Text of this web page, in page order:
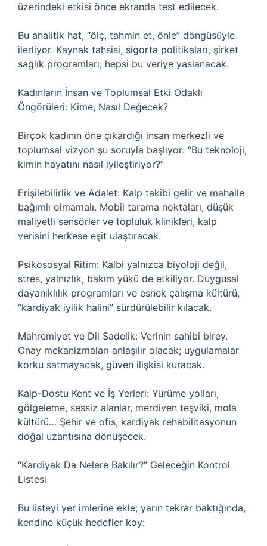
üzerindeki etkisi önce ekranda test edilecek.
Bu analitik hat, “ölç, tahmin et, önle” döngüsüyle
ilerliyor. Kaynak tahsisi, sigorta politikaları, şirket
sağlık programları; hepsi bu veriye yaslanacak.
Kadınların İnsan ve Toplumsal Etki Odaklı
Öngörüleri: Kime, Nasıl Değecek?
Birçok kadının öne çıkardığı insan merkezli ve
toplumsal vizyon şu soruyla başlıyor: “Bu teknoloji,
kimin hayatını nasıl iyileştiriyor?”
Erişilebilirlik ve Adalet: Kalp takibi gelir ve mahalle
bağımlı olmamalı. Mobil tarama noktaları, düşük
maliyetli sensörler ve topluluk klinikleri, kalp
verisini herkese eşit ulaştıracak.
Psikososyal Ritim: Kalbi yalnızca biyoloji değil,
stres, yalnızlık, bakım yükü de etkiliyor. Duygusal
dayanıklılık programları ve esnek çalışma kültürü,
“kardiyak iyilik halini” sürdürülebilir kılacak.
Mahremiyet ve Dil Sadelik: Verinin sahibi birey.
Onay mekanizmaları anlaşılır olacak; uygulamalar
korku satmayacak, güven ilişkisi kuracak.
Kalp-Dostu Kent ve İş Yerleri: Yürüme yolları,
gölgeleme, sessiz alanlar, merdiven teşviki, mola
kültürü… Şehir ve ofis, kardiyak rehabilitasyonun
doğal uzantısına dönüşecek.
“Kardiyak Da Nelere Bakılır?” Geleceğin Kontrol
Listesi
Bu listeyi yer imlerine ekle; yarın tekrar baktığında,
kendine küçük hedefler koy: